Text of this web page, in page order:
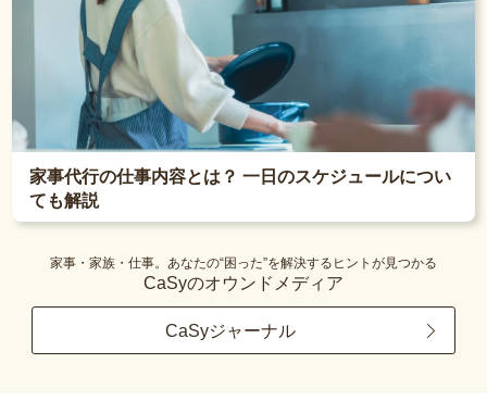
家事代行の仕事内容とは？ 一日のスケジュールについ
ても解説
家事・家族・仕事。あなたの“困った”を解決するヒントが見つかる
CaSyのオウンドメディア
CaSyジャーナル